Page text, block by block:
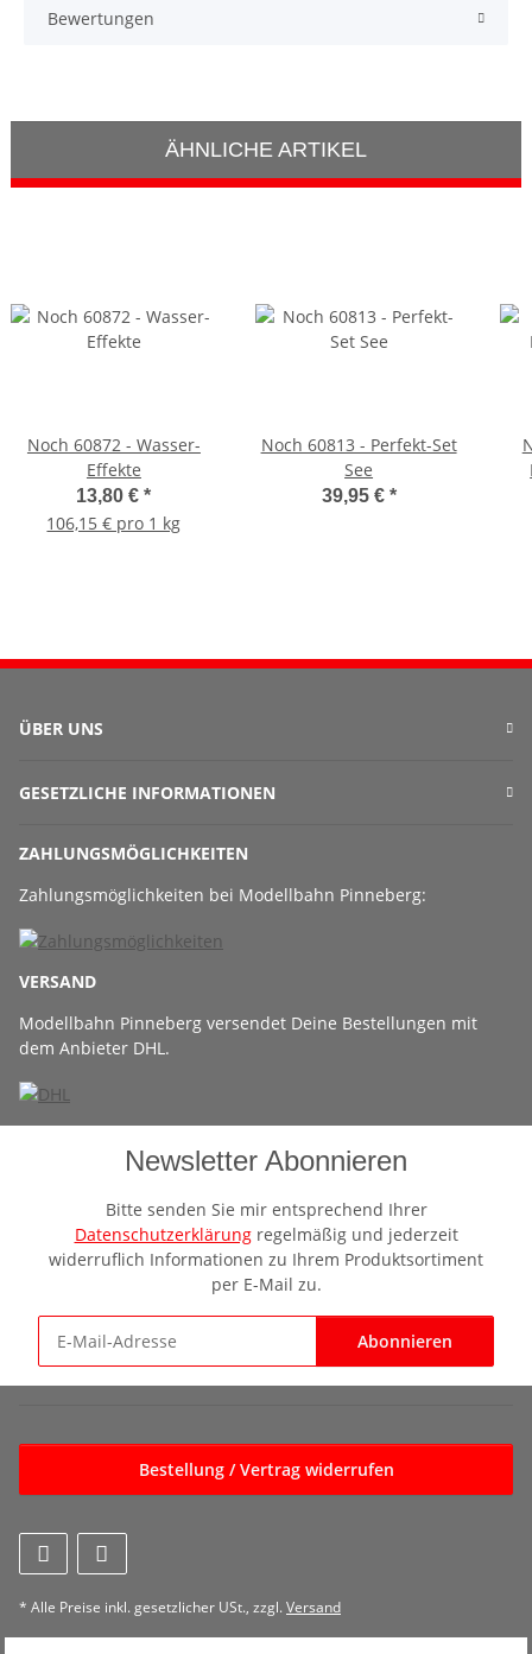
Bewertungen
ÄHNLICHE ARTIKEL
Noch 60872 - Wasser-
Effekte
13,80 €*
106,15 € pro 1 kg
Noch 60813 - Perfekt-Set
See
39,95 € *
ÜBER UNS
GESETZLICHE INFORMATIONEN
ZAHLUNGSMÖGLICHKEITEN
Zahlungsmöglichkeiten bei Modellbahn Pinneberg:
VERSAND
Modellbahn Pinneberg versendet Deine Bestellungen mit
dem Anbieter DHL.
Newsletter Abonnieren
Bitte senden Sie mir entsprechend Ihrer
Datenschutzerklärungregelmäßig und jederzeit
widerruflich Informationen zu Ihrem Produktsortiment
per E-Mail zu.
Abonnieren
Bestellung / Vertrag widerrufen
* Alle Preise inkl. gesetzlicher USt., zzgl.Versand